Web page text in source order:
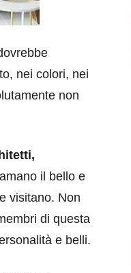
nei colori, nei
non
il bello e
visitano. Non
di questa
e belli.